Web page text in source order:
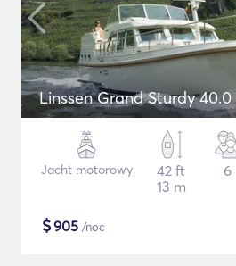
Linssen Grand Sturdy 40.0
Jacht motorowy
42 ft
13 m
6
$905 /noc